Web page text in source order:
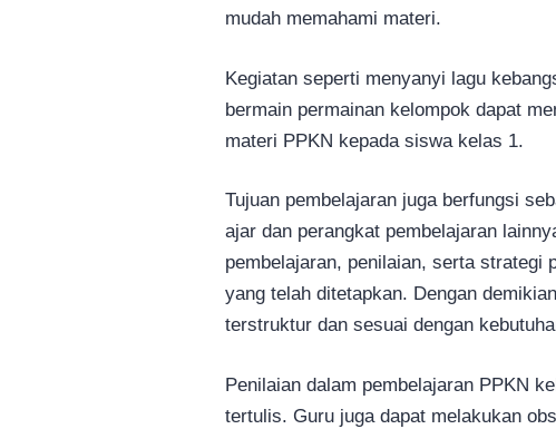
mudah memahami materi.
Kegiatan seperti menyanyi lagu
bermain permainan kelompok dapat
materi PPKN kepada siswa kelas 1.
Tujuan pembelajaran juga berfungsi
ajar dan perangkat pembelajaran
pembelajaran, penilaian, serta strategi
yang telah ditetapkan. Dengan
terstruktur dan sesuai dengan
Penilaian dalam pembelajaran PPKN
tertulis. Guru juga dapat melakukan